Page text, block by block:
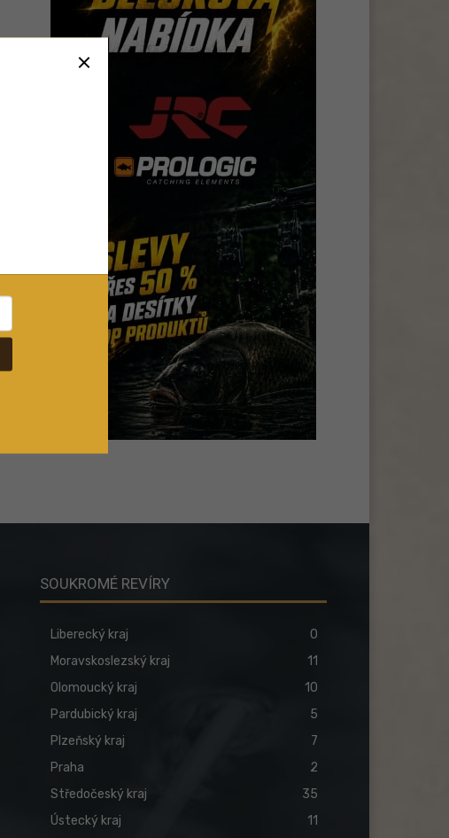
SOUKROMÉ REVÍRY
Liberecký kraj
0
Moravskoslezský kraj
11
Olomoucký kraj
10
Pardubický kraj
5
Plzeňský kraj
7
Praha
2
Středočeský kraj
35
Ústecký kraj
11